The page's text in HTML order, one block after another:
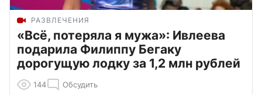
РАЗВЛЕЧЕНИЯ
«Всё, потеряла я мужа»: Ивлеева
подарила Филиппу Бегаку
дорогущую лодку за 1,2 млн рублей
144 Обсудить